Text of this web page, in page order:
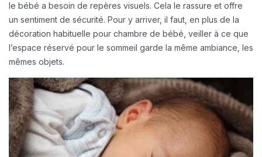
le bébé a besoin de repères visuels. Cela le rassure et offre
un sentiment de sécurité. Pour y arriver, il faut, en plus de la
décoration habituelle pour chambre de bébé, veiller à ce que
l’espace réservé pour le sommeil garde la même ambiance, les
mêmes objets.